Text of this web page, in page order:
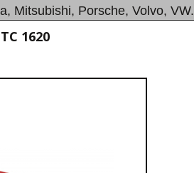
Mitsubishi, Porsche, Volvo, VW.
1620